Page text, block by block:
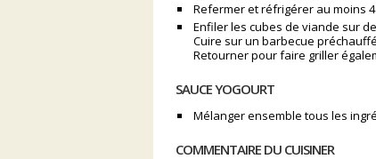
Refermer et réfrigérer au moins
Enfiler les cubes de viande sur
Cuire sur un barbecue
Retourner pour faire griller
SAUCE YOGOURT
Mélanger ensemble tous les
COMMENTAIRE DU CUISINER